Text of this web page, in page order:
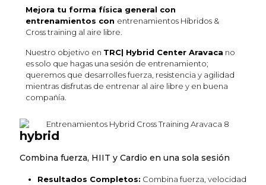
Mejora tu forma física general con
entrenamientos con entrenamientos Híbridos &
Cross training al aire libre.
Nuestro objetivo en TRC| Hybrid Center Aravaca no
es solo que hagas una sesión de entrenamiento;
queremos que desarrolles fuerza, resistencia y agilidad
mientras disfrutas de entrenar al aire libre y en buena
compañía.
hybrid
Combina fuerza, HIIT y Cardio en una sola sesión
Resultados Completos: Combina fuerza, velocidad